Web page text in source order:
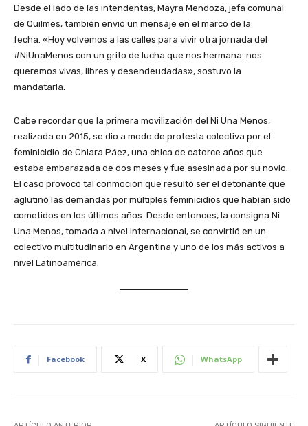
Desde el lado de las intendentas, Mayra Mendoza, jefa comunal
de Quilmes, también envió un mensaje en el marco de la
fecha. «Hoy volvemos a las calles para vivir otra jornada del
#NiUnaMenos con un grito de lucha que nos hermana: nos
queremos vivas, libres y desendeudadas», sostuvo la
mandataria.
Cabe recordar que la primera movilización del Ni Una Menos,
realizada en 2015, se dio a modo de protesta colectiva por el
feminicidio de Chiara Páez, una chica de catorce años que
estaba embarazada de dos meses y fue asesinada por su novio.
El caso provocó tal conmoción que resultó ser el detonante que
aglutinó las demandas por múltiples feminicidios que habían sido
cometidos en los últimos años. Desde entonces, la consigna Ni
Una Menos, tomada a nivel internacional, se convirtió en un
colectivo multitudinario en Argentina y uno de los más activos a
nivel Latinoamérica.
Facebook X WhatsApp